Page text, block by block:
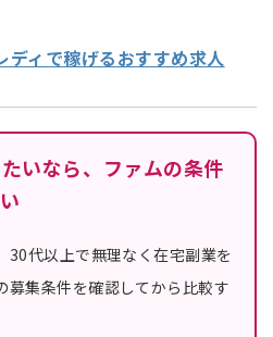
ディで稼げるおすすめ求人
いなら、ファムの条件
30代以上で無理なく在宅副業を
募集条件を確認してから比較す